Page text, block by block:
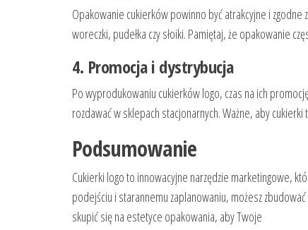
Opakowanie cukierków powinno być atrakcyjne i zgodne
woreczki, pudełka czy słoiki. Pamiętaj, że opakowanie
4. Promocja i dystrybucja
Po wyprodukowaniu cukierków logo, czas na ich
rozdawać w sklepach stacjonarnych. Ważne, aby
Podsumowanie
Cukierki logo to innowacyjne narzędzie marketingowe,
podejściu i starannemu zaplanowaniu, możesz
skupić się na estetyce opakowania, aby Twoje